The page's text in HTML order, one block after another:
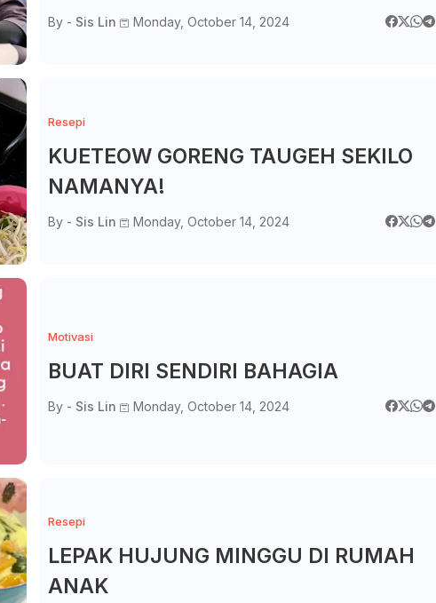
By - Sis Lin Monday, October 14, 2024
Resepi
KUETEOW GORENG TAUGEH SEKILO
NAMANYA!
By - Sis Lin Monday, October 14, 2024
Motivasi
BUAT DIRI SENDIRI BAHAGIA
By - Sis Lin Monday, October 14, 2024
Resepi
LEPAK HUJUNG MINGGU DI RUMAH
ANAK